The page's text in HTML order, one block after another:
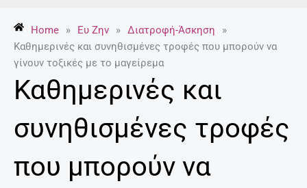
f
m
-
p
Home » Ευ Ζην » Διατροφή-Άσκηση
»
Καθημερινές και συνηθισμένες τροφές που μπορούν να
γίνουν τοξικές με το μαγείρεμα
Καθημερινές και
συνηθισμένες τροφές
που μπορούν να